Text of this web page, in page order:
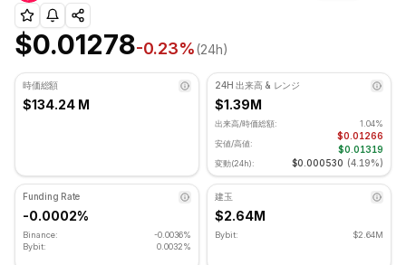
$0.01278-0.23%(24h)
時価総額
$134.24 M
24H 出来高 & レンジ
$1.39M
出来高/時価総額:
1.04%
安値/高値:
$0.01266
$0.01319
変動(24h): $0.000530 (4.19%)
Funding Rate
-0.0002%
Binance:
-0.0036%
Bybit:
0.0032%
建玉
$2.64M
Bybit: $2.64M